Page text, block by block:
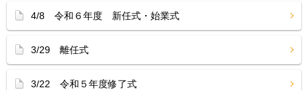
4/8 令和６年度 新任式・始業式
3/29 離任式
3/22 令和５年度修了式